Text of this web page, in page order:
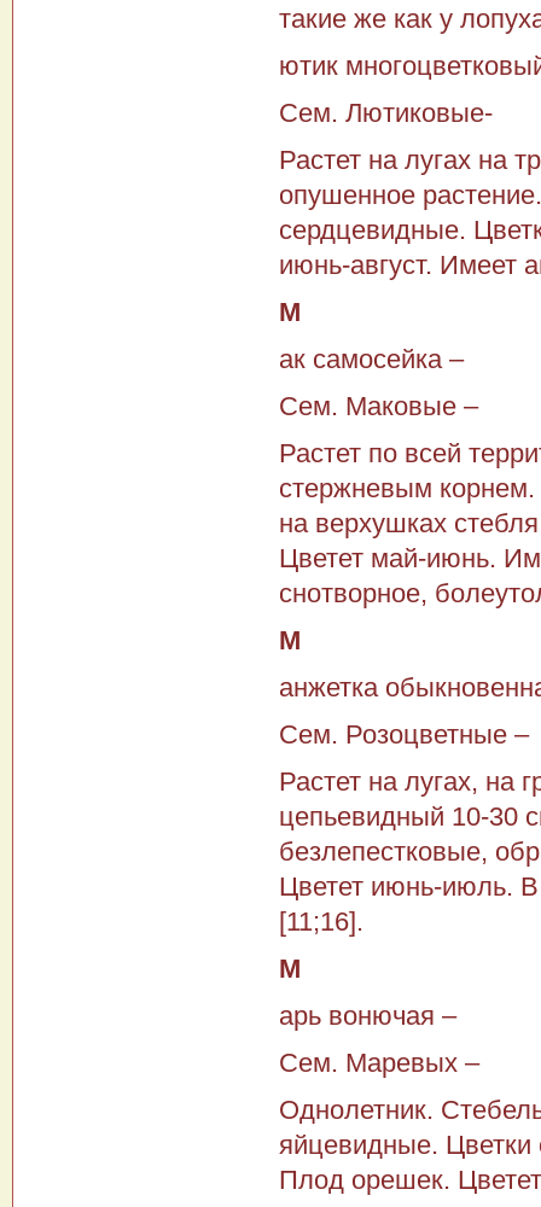
такие же как у
ютик
Сем. Лютиковые-
Растет на лугах на
опушенное
сердцевидные.
июнь-август. Имеет
М
ак самосейка –
Сем. Маковые –
Растет по всей
стержневым корнем.
на верхушках
Цветет май-июнь.
снотворное,
М
анжетка
Сем. Розоцветные –
Растет на лугах, на
цепьевидный 10-30
безлепестковые,
Цветет июнь-июль.
[11;16].
М
арь вонючая –
Сем. Маревых –
Однолетник.
яйцевидные.
Плод орешек.